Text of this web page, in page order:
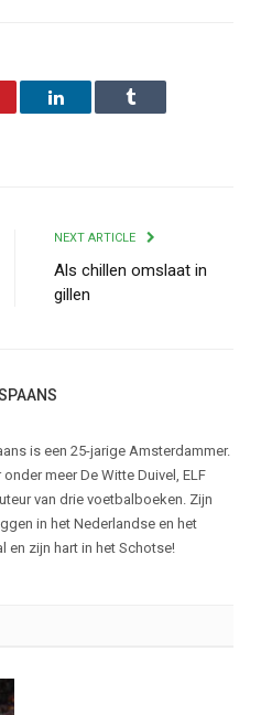
LinkedIn Tumblr
NEXT ARTICLE
Als chillen omslaat in
gillen
is een 25-jarige Amsterdammer.
meer De Witte Duivel, ELF
van drie voetbalboeken. Zijn
in het Nederlandse en het
en zijn hart in het Schotse!